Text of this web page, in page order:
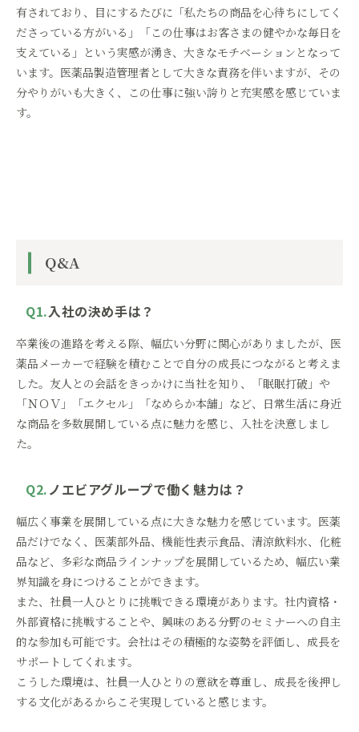
有されており、目にするたびに「私たちの商品を心待ちにしてく
ださっている方がいる」「この仕事はお客さまの健やかな毎日を
支えている」という実感が湧き、大きなモチベーションとなって
います。医薬品製造管理者として大きな責務を伴いますが、その
分やりがいも大きく、この仕事に強い誇りと充実感を感じていま
す。
Q&A
Q1.入社の決め手は？
卒業後の進路を考える際、幅広い分野に関心がありましたが、医
薬品メーカーで経験を積むことで自分の成長につながると考えま
した。友人との会話をきっかけに当社を知り、「眠眠打破」や
「ＮＯＶ」「エクセル」「なめらか本舗」など、日常生活に身近
な商品を多数展開している点に魅力を感じ、入社を決意しまし
た。
Q2.ノエビアグループで働く魅力は？
幅広く事業を展開している点に大きな魅力を感じています。医薬
品だけでなく、医薬部外品、機能性表示食品、清涼飲料水、化粧
品など、多彩な商品ラインナップを展開しているため、幅広い業
界知識を身につけることができます。
また、社員一人ひとりに挑戦できる環境があります。社内資格・
外部資格に挑戦することや、興味のある分野のセミナーへの自主
的な参加も可能です。会社はその積極的な姿勢を評価し、成長を
サポートしてくれます。
こうした環境は、社員一人ひとりの意欲を尊重し、成長を後押し
する文化があるからこそ実現していると感じます。